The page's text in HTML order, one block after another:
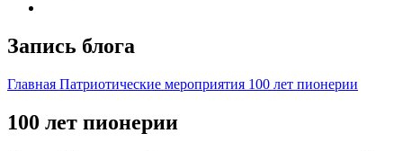
Запись блога
Главная Патриотические мероприятия 100 лет пионерии
100 лет пионерии